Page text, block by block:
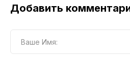
Добавить